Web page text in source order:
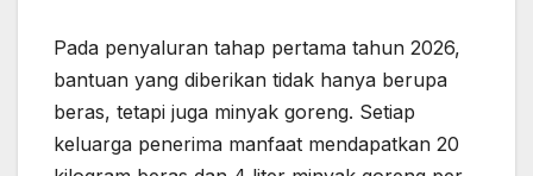
Pada penyaluran tahap pertama tahun 2026,
bantuan yang diberikan tidak hanya berupa
beras, tetapi juga minyak goreng. Setiap
keluarga penerima manfaat mendapatkan 20